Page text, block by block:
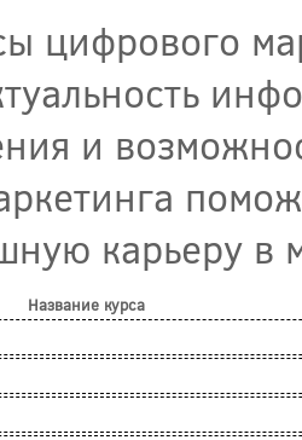
цифрового
и
карьеру в
Название курса